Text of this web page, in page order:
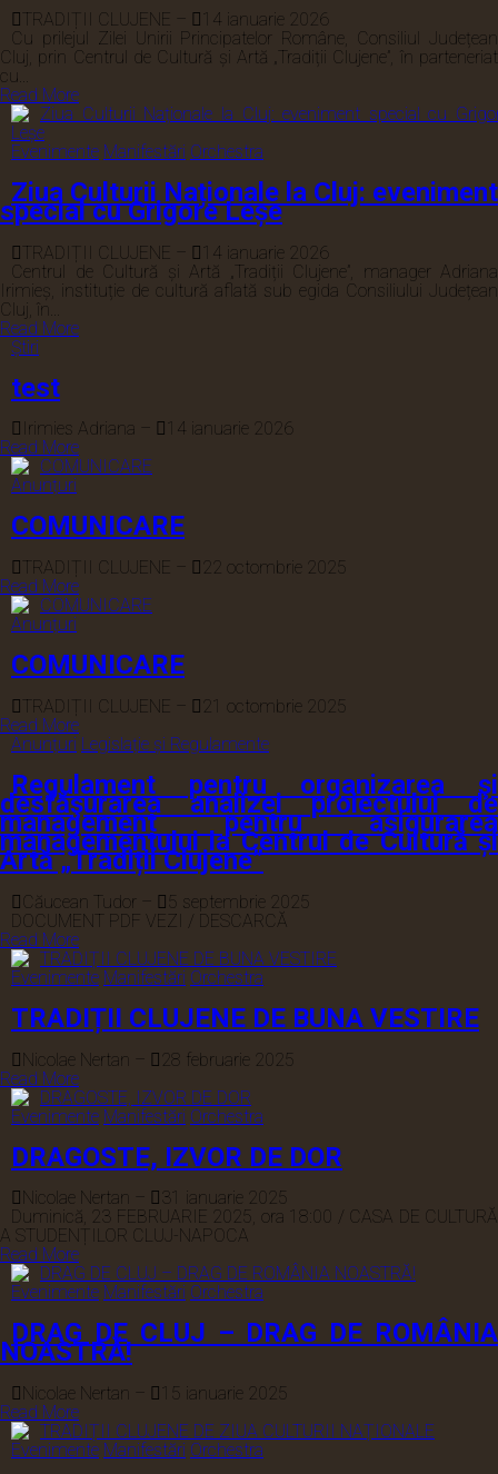
TRADIȚII CLUJENE
14 ianuarie 2026
Cu prilejul Zilei Unirii Principatelor Române, Consiliul Județean
Cluj, prin Centrul de Cultură și Artă „Tradiții Clujene”, în parteneriat
cu...
Read More
Evenimente Manifestări Orchestra
Ziua Culturii Naționale la Cluj: eveniment
special cu Grigore Leșe
TRADIȚII CLUJENE
14 ianuarie 2026
Centrul de Cultură și Artă „Tradiții Clujene”, manager Adriana
Irimieș, instituție de cultură aflată sub egida Consiliului Județean
Cluj, în...
Read More
Știri
test
Irimies Adriana
14 ianuarie 2026
Read More
Anunțuri
COMUNICARE
TRADIȚII CLUJENE
22 octombrie 2025
Read More
Anunțuri
COMUNICARE
TRADIȚII CLUJENE
21 octombrie 2025
Read More
Anunțuri Legislație și Regulamente
Regulament pentru organizarea şi
desfăşurarea analizei proiectului de
management pentru asigurarea
managementului la Centrul de Cultură și
Artă „Tradiții Clujene”
Căucean Tudor
5 septembrie 2025
DOCUMENT PDF VEZI / DESCARCĂ
Read More
Evenimente Manifestări Orchestra
TRADIȚII CLUJENE DE BUNA VESTIRE
Nicolae Nertan
28 februarie 2025
Read More
Evenimente Manifestări Orchestra
DRAGOSTE, IZVOR DE DOR
Nicolae Nertan
31 ianuarie 2025
Duminică, 23 FEBRUARIE 2025, ora 18:00 / CASA DE CULTURĂ
A STUDENȚILOR CLUJ-NAPOCA
Read More
Evenimente Manifestări Orchestra
DRAG DE CLUJ – DRAG DE ROMÂNIA
NOASTRĂ!
Nicolae Nertan
15 ianuarie 2025
Read More
Evenimente Manifestări Orchestra